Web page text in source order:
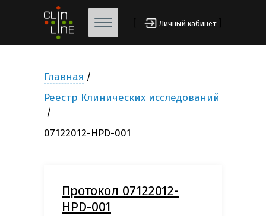
Личный кабинет
Главная
Реестр Клинических исследований
07122012-HPD-001
Протокол 07122012-
HPD-001